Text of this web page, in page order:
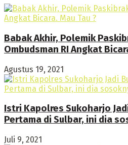
Babak Akhir, Polemik
Ombudsman RI Angkat
Agustus 19, 2021
Istri Kapolres Sukoharjo
Pertama di Sulbar, ini dia
Juli 9, 2021